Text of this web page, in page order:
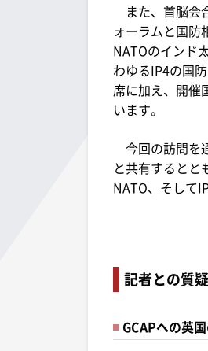
また、首脳会
ォーラムと国防
NATOのインド
わゆるIP4の国
席に加え、開催
います。
今回の訪問を
と共有するとと
NATO、そして
記者との質
GCAPへの英